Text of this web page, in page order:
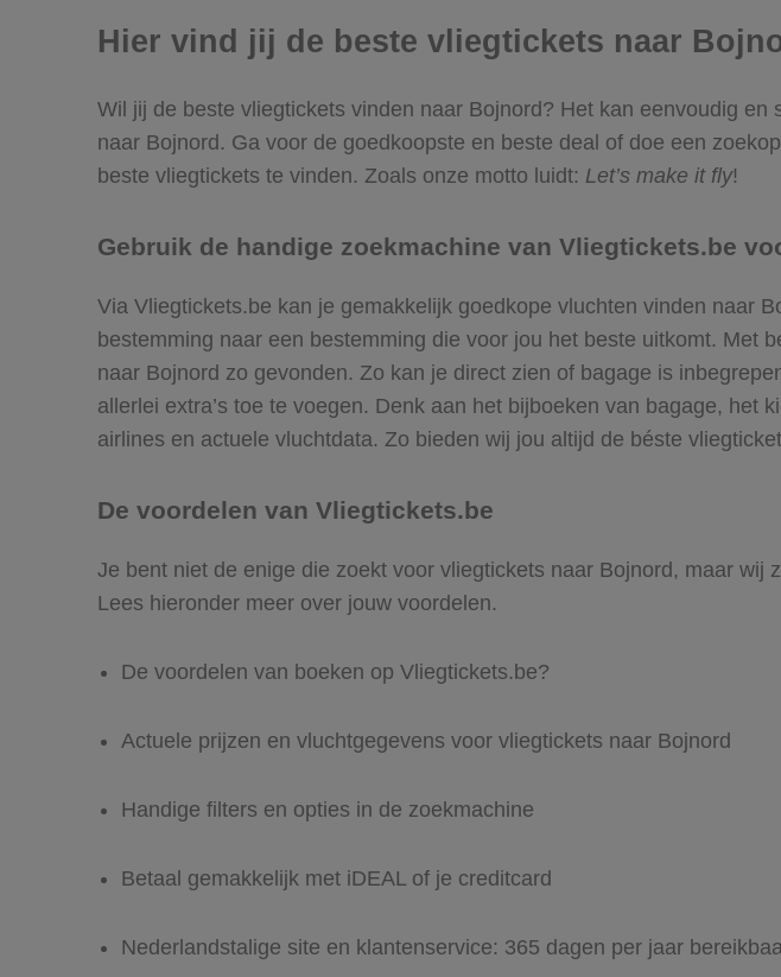
Hier vind jij de beste vliegtickets naar
Wil jij de beste vliegtickets vinden naar Bojnord? Het kan eenvoudig
naar Bojnord. Ga voor de goedkoopste en beste deal of doe een
beste vliegtickets te vinden. Zoals onze motto luidt: Let’s make it fly!
Gebruik de handige zoekmachine van Vliegtickets.be
Via Vliegtickets.be kan je gemakkelijk goedkope vluchten vinden naar
bestemming naar een bestemming die voor jou het beste uitkomt. Met
naar Bojnord zo gevonden. Zo kan je direct zien of bagage is
allerlei extra’s toe te voegen. Denk aan het bijboeken van bagage,
airlines en actuele vluchtdata. Zo bieden wij jou altijd de béste
De voordelen van Vliegtickets.be
Je bent niet de enige die zoekt voor vliegtickets naar Bojnord, maar
Lees hieronder meer over jouw voordelen.
De voordelen van boeken op Vliegtickets.be?
Actuele prijzen en vluchtgegevens voor vliegtickets naar Bojnord
Handige filters en opties in de zoekmachine
Betaal gemakkelijk met iDEAL of je creditcard
Nederlandstalige site en klantenservice: 365 dagen per jaar